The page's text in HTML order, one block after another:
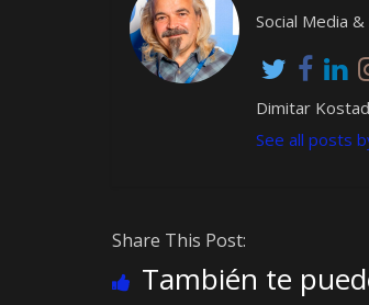
Social Media
Dimitar
See all posts
Share This Post:
También te